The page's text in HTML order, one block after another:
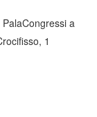
a
1